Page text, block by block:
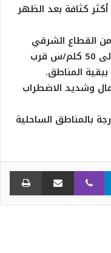
كثافة بعد الظهر
القطاع الشرقي
بالوسط والجنوب قوية نسبيا من 30 إلى 50 كلم/س قرب
المناطق.
وشديد الاضطراب
الحرارة القصوى بين 29 و33 درجة بالمناطق الساحلية
تيلقرام ڤايبر مشاركة عبر البريد